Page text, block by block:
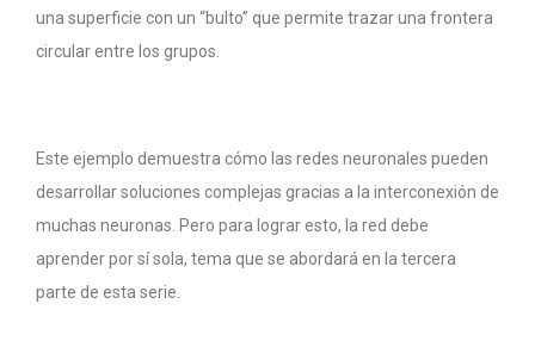
una superficie con un “bulto” que permite trazar una frontera
circular entre los grupos.
Este ejemplo demuestra cómo las redes neuronales pueden
desarrollar soluciones complejas gracias a la interconexión de
muchas neuronas. Pero para lograr esto, la red debe
aprender por sí sola, tema que se abordará en la tercera
parte de esta serie.